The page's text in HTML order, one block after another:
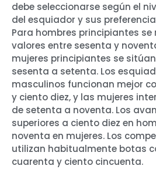
debe seleccionarse según el
del esquiador y sus
Para hombres principiantes se
valores entre sesenta y
mujeres principiantes se
sesenta a setenta. Los
masculinos funcionan mejor
y ciento diez, y las mujeres
de setenta a noventa. Los
superiores a ciento diez en
noventa en mujeres. Los
utilizan habitualmente botas
cuarenta y ciento cincuenta.